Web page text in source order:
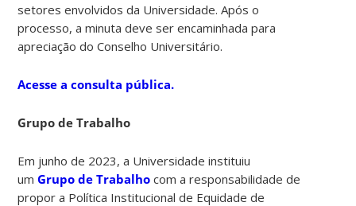
setores envolvidos da Universidade. Após o
processo, a minuta deve ser encaminhada para
apreciação do Conselho Universitário.
Acesse a consulta pública.
Grupo de Trabalho
Em junho de 2023, a Universidade instituiu
um Grupo de Trabalhocom a responsabilidade de
propor a Política Institucional de Equidade de